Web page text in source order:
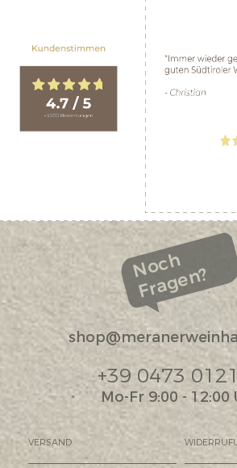
Noch
Fragen?
+39 0473
Mo-Fr 9:00 - 12:00
VERSAND